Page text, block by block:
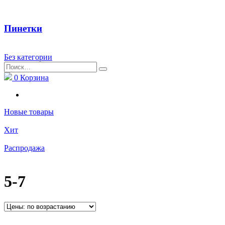
Пинетки
Без категории
Найти:
0 Корзина
Новые товары
Хит
Распродажа
5-7